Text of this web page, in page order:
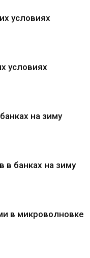
условиях
условиях
на зиму
в банках на зиму
в микроволновке